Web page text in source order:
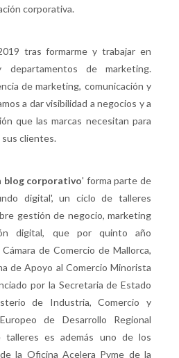
corporativa.
tras formarme y trabajar en
departamentos de marketing.
de marketing, comunicación y
a dar visibilidad a negocios y a
que las marcas necesitan para
sus clientes.
blog corporativo' forma parte de
digital', un ciclo de talleres
gestión de negocio, marketing
digital, que por quinto año
de Comercio de Mallorca,
de Apoyo al Comercio Minorista
por la Secretaria de Estado
de Industria, Comercio y
de Desarrollo Regional
talleres es además uno de los
la Oficina Acelera Pyme de la